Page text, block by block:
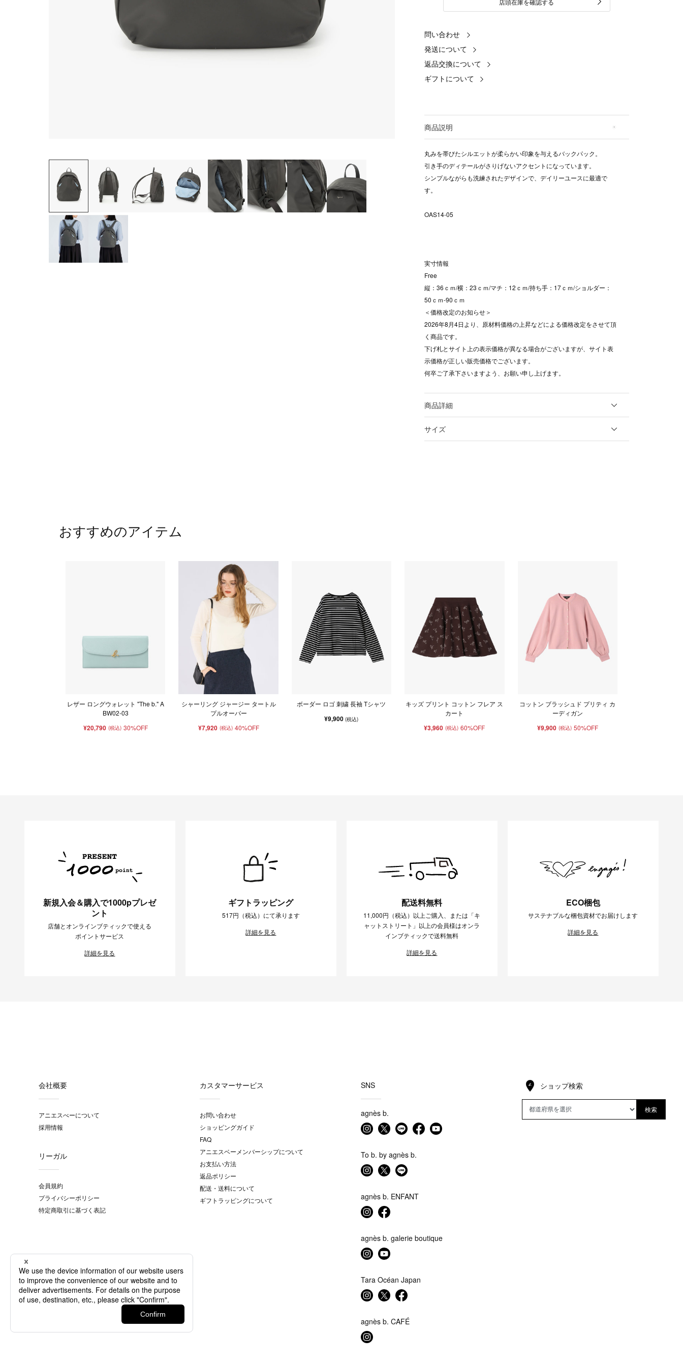
店頭在庫を確認する
問い合わせ
発送について
返品交換について
ギフトについて
商品説明
丸みを帯びたシルエットが柔らかい印象を与えるバックパック。
引き手のディテールがさりげないアクセントになっています。
シンプルながらも洗練されたデザインで、デイリーユースに最適で
す。
OAS14-05
実寸情報
Free
縦：36ｃｍ/横：23ｃｍ/マチ：12ｃｍ/持ち手：17ｃｍ/ショルダー：
50ｃｍ-90ｃｍ
＜価格改定のお知らせ＞
2026年8月4日より、原材料価格の上昇などによる価格改定をさせて頂
く商品です。
下げ札とサイト上の表示価格が異なる場合がございますが、サイト表
示価格が正しい販売価格でございます。
何卒ご了承下さいますよう、お願い申し上げます。
商品詳細
サイズ
おすすめのアイテム
レザー ロングウォレット "The b." A
BW02-03
¥20,790 (税込) 30%OFF
シャーリング ジャージー タートル
プルオーバー
¥7,920 (税込) 40%OFF
ボーダー ロゴ 刺繍 長袖 Tシャツ
¥9,900(税込)
キッズ プリント コットン フレア ス
カート
¥3,960 (税込) 60%OFF
コットン ブラッシュド プリティ カ
ーディガン
¥9,900 (税込) 50%OFF
新規入会＆購入で1000pプレゼ
ント
店舗とオンラインブティックで使える
ポイントサービス
詳細を見る
ギフトラッピング
517円（税込）にて承ります
詳細を見る
配送料無料
11,000円（税込）以上ご購入、または「キ
ャットストリート」以上の会員様はオンラ
インブティックで送料無料
詳細を見る
ECO梱包
サステナブルな梱包資材でお届けします
詳細を見る
会社概要
アニエスべーについて
採用情報
リーガル
会員規約
プライバシーポリシー
特定商取引に基づく表記
カスタマーサービス
お問い合わせ
ショッピングガイド
FAQ
アニエスベーメンバーシップについて
お支払い方法
返品ポリシー
配送・送料について
ギフトラッピングについて
SNS
agnès b.
To b. by agnès b.
agnès b. ENFANT
agnès b. galerie boutique
Tara Océan Japan
agnès b. CAFÉ
ショップ検索
検索